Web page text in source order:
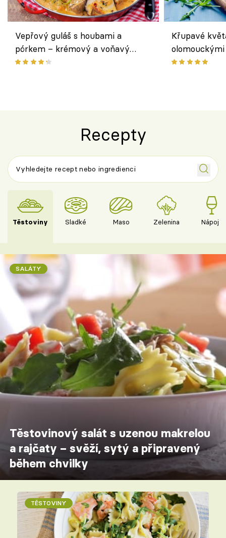
Vepřový guláš s houbami a
pórkem – krémový a voňavý
pokrm z jednoho hrnce
Křupavé
bezlepkový
Recepty
Těstoviny Sladké Maso Zelenina Nápoje
SALÁTY
Těstovinový salát s uzenou makrelou
a rajčaty – svěží, sytý a připravený
během chvilky
TĚSTOVINY